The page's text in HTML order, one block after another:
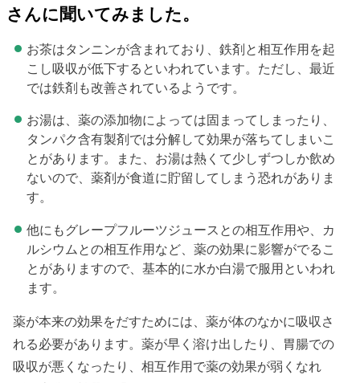
さんに聞いてみました。
お茶はタンニンが含まれており、鉄剤と相互作用を起
こし吸収が低下するといわれています。ただし、最近
では鉄剤も改善されているようです。
お湯は、薬の添加物によっては固まってしまったり、
タンパク含有製剤では分解して効果が落ちてしまいこ
とがあります。また、お湯は熱くて少しずつしか飲め
ないので、薬剤が食道に貯留してしまう恐れがありま
す。
他にもグレープフルーツジュースとの相互作用や、カ
ルシウムとの相互作用など、薬の効果に影響がでるこ
とがありますので、基本的に水か白湯で服用といわれ
ます。
薬が本来の効果をだすためには、薬が体のなかに吸収さ
れる必要があります。薬が早く溶け出したり、胃腸での
吸収が悪くなったり、相互作用で薬の効果が弱くなれ